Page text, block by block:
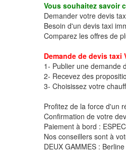
Vous souhaitez savoir
Demander votre devis
Besoin d'un devis taxi
Comparez les offres de
Demande de devis taxi
1- Publier une demande
2- Recevez des
3- Choisissez votre
Profitez de la force d'un
Confirmation de votre
Paiement à bord :
Nos conseillers sont à
DEUX GAMMES : Berline